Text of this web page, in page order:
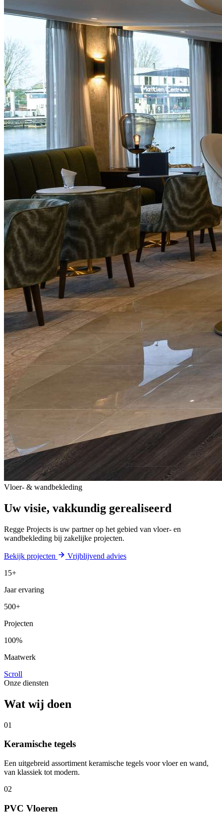
Vloer- & wandbekleding
Uw visie, vakkundig gerealiseerd
Regge Projects is uw partner op het gebied van vloer- en
wandbekleding bij zakelijke projecten.
Bekijk projecten
Vrijblijvend advies
15+
Jaar ervaring
500+
Projecten
100%
Maatwerk
Scroll
Onze diensten
Wat wij doen
01
Keramische tegels
Een uitgebreid assortiment keramische tegels voor vloer en wand,
van klassiek tot modern.
02
PVC Vloeren